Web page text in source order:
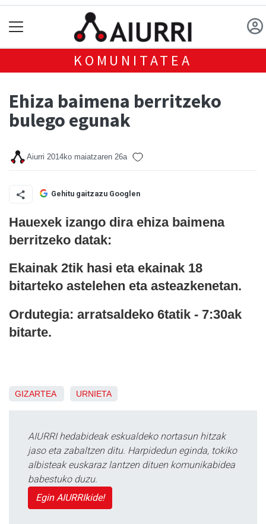
KOMUNITATEA
Ehiza baimena berritzeko
bulego egunak
Aiurri 2014ko maiatzaren 26a
Gehitu gaitzazu Googlen
Hauexek izango dira ehiza baimena
berritzeko datak:
Ekainak 2tik hasi eta ekainak 18
bitarteko astelehen eta asteazkenetan.
Ordutegia: arratsaldeko 6tatik - 7:30ak
bitarte.
GIZARTEA URNIETA
AIURRI hedabideak eskualdeko nortasun hitzak
jaso eta zabaltzen ditu. Harpidedun eginda, tokiko
albisteak euskaraz lantzen dituen komunikabidea
babestuko duzu.
Egin AIURRIkide!